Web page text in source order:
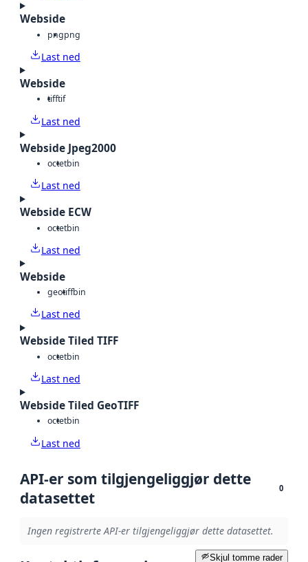
Webside
pngpng
Last ned
Webside
tifftif
Last ned
Webside Jpeg2000
octetbin
Last ned
Webside ECW
octetbin
Last ned
Webside
geotiffbin
Last ned
Webside Tiled TIFF
octetbin
Last ned
Webside Tiled GeoTIFF
octetbin
Last ned
API-er som tilgjengeliggjør dette
datasettet
0
Ingen registrerte API-er tilgjengeliggjør dette datasettet.
Skjul tomme rader